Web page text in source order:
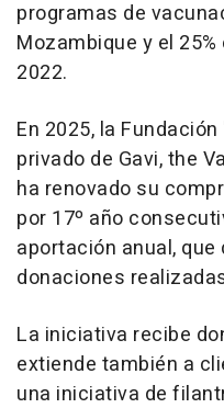
programas de
Mozambique y el
2022.
En 2025, la
privado de Gavi, the
ha renovado su
por 17º año
aportación anual,
donaciones
La iniciativa recibe
extiende también a
una iniciativa de